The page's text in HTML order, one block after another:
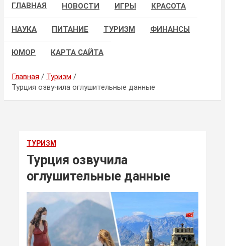
ГЛАВНАЯ НОВОСТИ ИГРЫ КРАСОТА
НАУКА ПИТАНИЕ ТУРИЗМ ФИНАНСЫ
ЮМОР КАРТА САЙТА
Главная
Туризм
Турция озвучила оглушительные данные
ТУРИЗМ
Турция озвучила
оглушительные данные